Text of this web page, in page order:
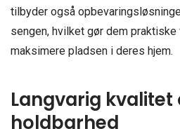
tilbyder også
sengen, hvilket gør dem
maksimere pladsen i deres hjem.
Langvarig kvalitet
holdbarhed